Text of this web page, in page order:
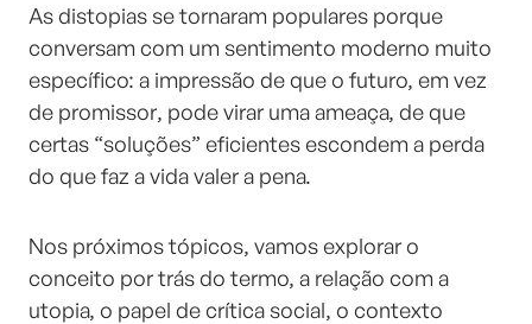
As distopias se tornaram populares porque
conversam com um sentimento moderno muito
específico: a impressão de que o futuro, em vez
de promissor, pode virar uma ameaça, de que
certas “soluções” eficientes escondem a perda
do que faz a vida valer a pena.
Nos próximos tópicos, vamos explorar o
conceito por trás do termo, a relação com a
utopia, o papel de crítica social, o contexto